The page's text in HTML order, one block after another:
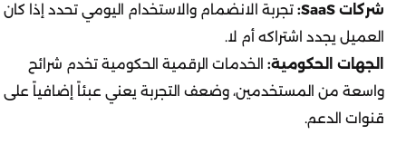
شركات SaaS:
تجربة الانضمام والاستخدام اليومي تحدد إذا كان
العميل يجدد اشتراكه أم لا.
الجهات الحكومية: الخدمات الرقمية الحكومية تخدم شرائح
واسعة من المستخدمين، وضعف التجربة يعني عبئاً إضافياً على
قنوات الدعم.